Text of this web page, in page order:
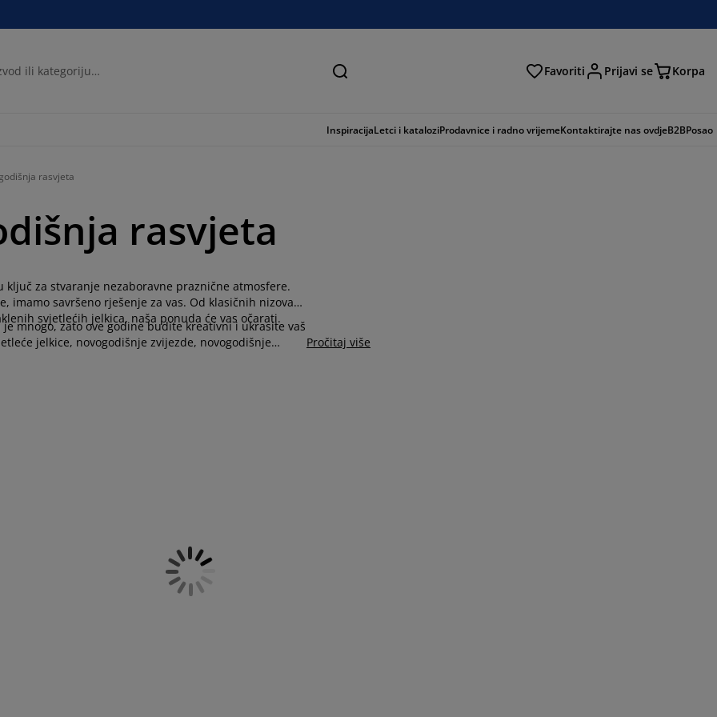
Traži Favoriti Prijavi se Korpa
InspiracijaLetci i kataloziProdavnice i radno vrijemeKontaktirajte nas ovdjeB2BPosao
rasvjeta
rasvjeta
za stvaranje nezaboravne praznične atmosfere.
imamo savršeno rješenje za vas. Od klasičnih nizova
svjetlećih jelkica, naša ponuda će vas očarati.
mnogo, zato ove godine budite kreativni i ukrasite vaš
jelkice, novogodišnje zvijezde, novogodišnje
Pročitaj više